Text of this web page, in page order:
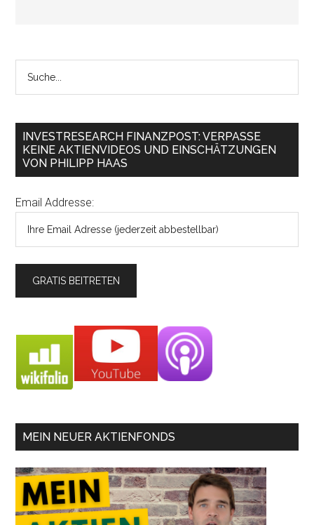
INVESTRESEARCH FINANZPOST: VERPASSE
KEINE AKTIENVIDEOS UND EINSCHÄTZUNGEN
VON PHILIPP HAAS
Email Addresse:
MEIN NEUER AKTIENFONDS